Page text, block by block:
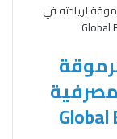
لريادته في